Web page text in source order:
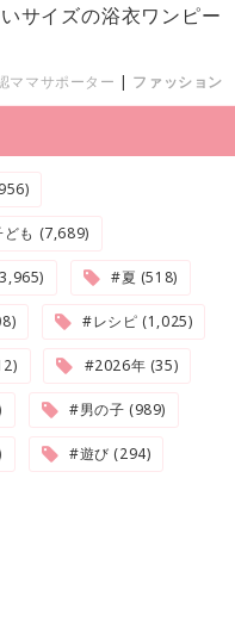
サイズの浴衣ワンピー
ママサポーター | ファッション
ども (7,689)
#夏 (518)
#レシピ (1,025)
#2026年 (35)
#男の子 (989)
#遊び (294)